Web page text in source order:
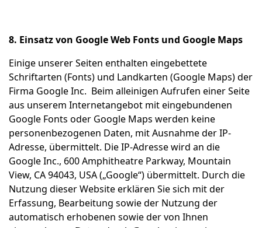
8. Einsatz von Google Web Fonts und Google Maps
Einige unserer Seiten enthalten eingebettete
Schriftarten (Fonts) und Landkarten (Google Maps) der
Firma Google Inc. Beim alleinigen Aufrufen einer Seite
aus unserem Internetangebot mit eingebundenen
Google Fonts oder Google Maps werden keine
personenbezogenen Daten, mit Ausnahme der IP-
Adresse, übermittelt. Die IP-Adresse wird an die
Google Inc., 600 Amphitheatre Parkway, Mountain
View, CA 94043, USA („Google“) übermittelt. Durch die
Nutzung dieser Website erklären Sie sich mit der
Erfassung, Bearbeitung sowie der Nutzung der
automatisch erhobenen sowie der von Ihnen